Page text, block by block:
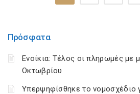
Πρόσφατα
Ενοίκια: Τέλος οι πληρωμές με
Οκτωβρίου
Υπερψηφίσθηκε το νομοσχέδιο